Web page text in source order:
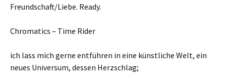
Freundschaft/Liebe. Ready.
Chromatics – Time Rider
ich lass mich gerne entführen in eine künstliche Welt, ein
neues Universum, dessen Herzschlag;